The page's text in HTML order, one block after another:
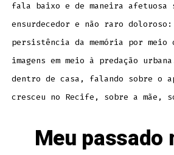
fala baixo e de maneira afetuosa
ensurdecedor e não raro
persistência da memória por meio
imagens em meio à predação
dentro de casa, falando sobre o
cresceu no Recife, sobre a mãe,
Meu passado